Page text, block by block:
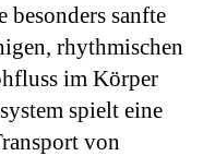
sanfte
rhythmischen
im Körper
spielt eine
von